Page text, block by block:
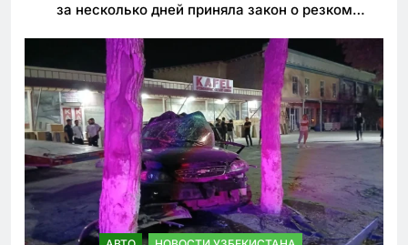
за несколько дней приняла закон о резком